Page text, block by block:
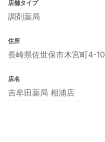
店舗タイプ
調剤薬局
住所
長崎県佐世保市木宮町4-10
店名
吉牟田薬局 相浦店